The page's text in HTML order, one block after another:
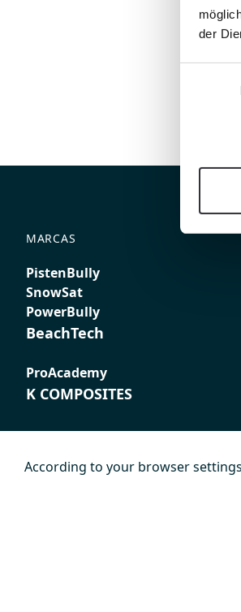
der
MARCAS
PistenBully
SnowSat
PowerBully
BeachTech
ProAcademy
K COMPOSITES
According to your browser